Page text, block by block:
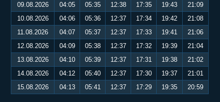
09.08.2026
04:05 05:35 12:38 17:35 19:43
21:09
10.08.2026
04:06 05:36 12:37 17:34 19:42
21:08
11.08.2026
04:07 05:37 12:37 17:33 19:41
21:06
12.08.2026
04:09 05:38 12:37 17:32 19:39
21:04
13.08.2026
04:10 05:39 12:37 17:31 19:38
21:02
14.08.2026
04:12 05:40 12:37 17:30 19:37
21:01
15.08.2026
04:13 05:41 12:37 17:29 19:35 20:59